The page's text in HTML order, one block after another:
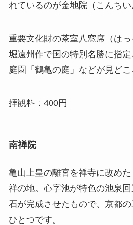
れているのが金地院（こんちい
重要文化財の茶室八窓席（は
堀遠州作で国の特別名勝に指
庭園「鶴亀の庭」などが見どこ
拝観料：400円
南禅院
亀山上皇の離宮を禅寺に改め
祥の地。心字池が特色の池泉
石が完成させたもので、京都
ひとつです。